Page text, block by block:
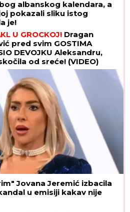
albanskog kalendara, a
pokazali sliku istog
je!
U GROCKOJ! Dragan
pred svim GOSTIMA
DEVOJKU Aleksandru,
od sreće! (VIDEO)
Jovana Jeremić izbacila
u emisiji kakav nije